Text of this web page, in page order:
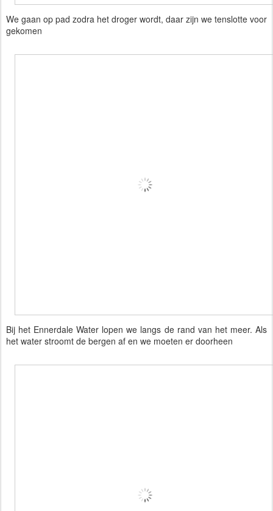
We gaan op pad zodra het droger wordt, daar zijn we tenslotte voor
gekomen
Bij het Ennerdale Water lopen we langs de rand van het meer. Als
het water stroomt de bergen af en we moeten er doorheen